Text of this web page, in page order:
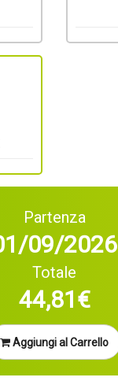
Partenza
09/2026
Totale
44,81€
Aggiungi al Carrello